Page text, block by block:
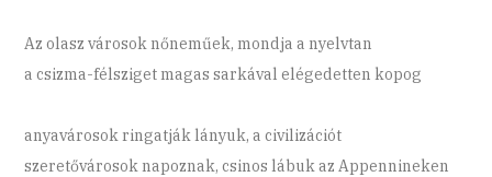
Az olasz városok nőneműek, mondja a nyelvtan
a csizma-félsziget magas sarkával elégedetten kopog
anyavárosok ringatják lányuk, a civilizációt
szeretővárosok napoznak, csinos lábuk az Appennineken